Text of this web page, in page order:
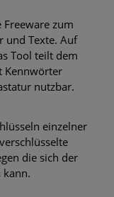
zum
und Texte. Auf
Tool teilt dem
Kennwörter
nutzbar.
einzelner
die sich der
kann.